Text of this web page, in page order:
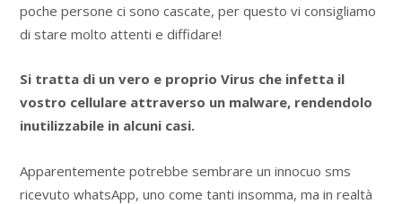
poche persone ci sono cascate, per questo vi consigliamo
di stare molto attenti e diffidare!
Si tratta di un vero e proprio Virus che infetta il
vostro cellulare attraverso un malware, rendendolo
inutilizzabile in alcuni casi.
Apparentemente potrebbe sembrare un innocuo sms
ricevuto whatsApp, uno come tanti insomma, ma in realtà